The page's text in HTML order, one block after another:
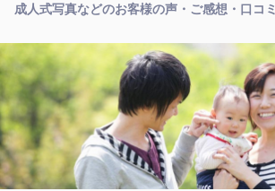
成人式写真などのお客様の声・ご感想・口コミ